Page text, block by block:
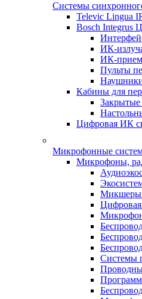
Системы
Televic Lingua
Bosch Integrus
ИК-
ИК-
Пульты
Кабины для
Закрытые
Цифровая ИК
Микрофонные
Микрофоны,
Микшеры
Цифровая
Системы